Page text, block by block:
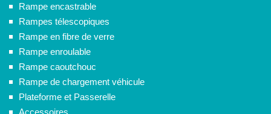
Rampe encastrable
Rampes télescopiques
Rampe en fibre de verre
Rampe enroulable
Rampe caoutchouc
Rampe de chargement véhicule
Plateforme et Passerelle